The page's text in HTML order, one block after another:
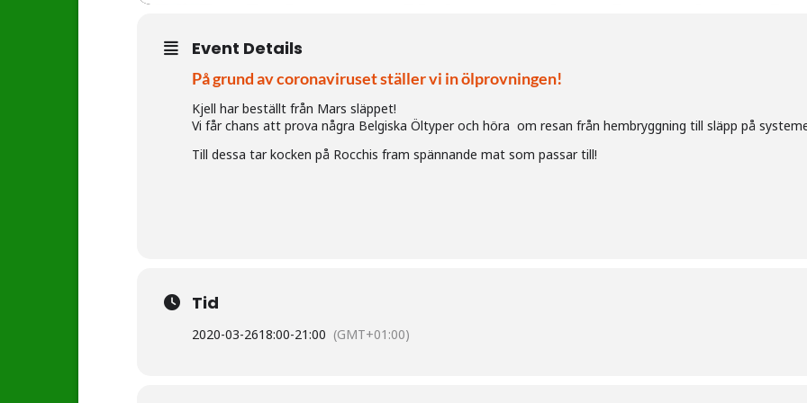
Event Details
På grund av coronaviruset ställer vi in ölprovningen!
Kjell har beställt från Mars släppet!
Vi får chans att prova några Belgiska Öltyper och höra om resan från hembryggning till släpp på
Till dessa tar kocken på Rocchis fram spännande mat som passar till!
Tid
2020-03-2618:00-21:00 (GMT+01:00)